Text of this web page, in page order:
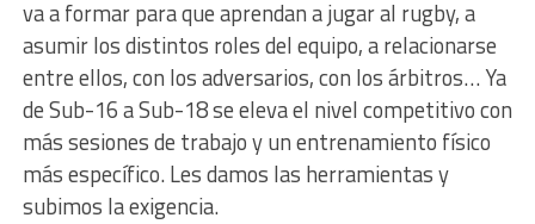
va a formar para que aprendan a jugar al rugby, a
asumir los distintos roles del equipo, a relacionarse
entre ellos, con los adversarios, con los árbitros… Ya
de Sub-16 a Sub-18 se eleva el nivel competitivo con
más sesiones de trabajo y un entrenamiento físico
más específico. Les damos las herramientas y
subimos la exigencia.